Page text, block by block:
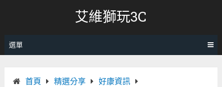
艾維獅玩3C
選單
首頁 精選分享
好康資訊